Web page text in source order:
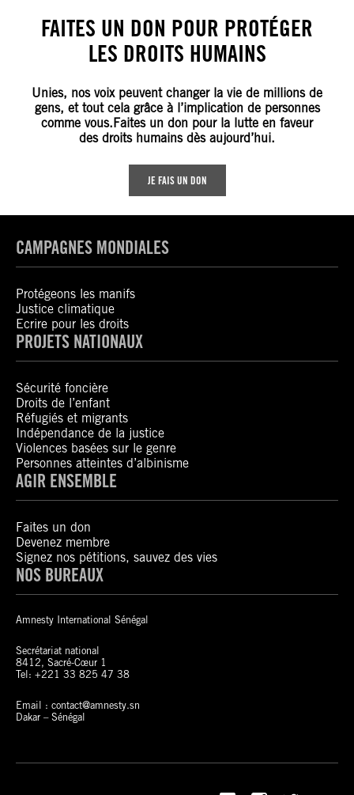
FAITES UN DON POUR PROTÉGER
LES DROITS HUMAINS
Unies, nos voix peuvent changer la vie de millions de
gens, et tout cela grâce à l’implication de personnes
comme vous.Faites un don pour la lutte en faveur
des droits humains dès aujourd’hui.
JE FAIS UN DON
CAMPAGNES MONDIALES
Protégeons les manifs
Justice climatique
Ecrire pour les droits
PROJETS NATIONAUX
Sécurité foncière
Droits de l’enfant
Réfugiés et migrants
Indépendance de la justice
Violences basées sur le genre
Personnes atteintes d’albinisme
AGIR ENSEMBLE
Faites un don
Devenez membre
Signez nos pétitions, sauvez des vies
NOS BUREAUX
Amnesty International Sénégal
Secrétariat national
8412, Sacré-Cœur 1
Tel: +221 33 825 47 38
Email : contact@amnesty.sn
Dakar – Sénégal